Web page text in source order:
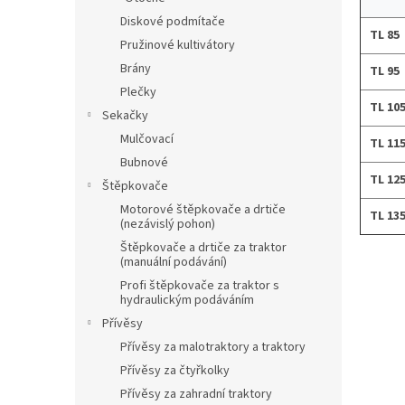
Diskové podmítače
Pružinové kultivátory
Brány
Plečky
Sekačky
Mulčovací
Bubnové
Štěpkovače
Motorové štěpkovače a drtiče
(nezávislý pohon)
Štěpkovače a drtiče za traktor
(manuální podávání)
Profi štěpkovače za traktor s
hydraulickým podáváním
Přívěsy
Přívěsy za malotraktory a traktory
Přívěsy za čtyřkolky
Přívěsy za zahradní traktory
TL 85
TL 95
TL 105
TL 115
TL 125
TL 135